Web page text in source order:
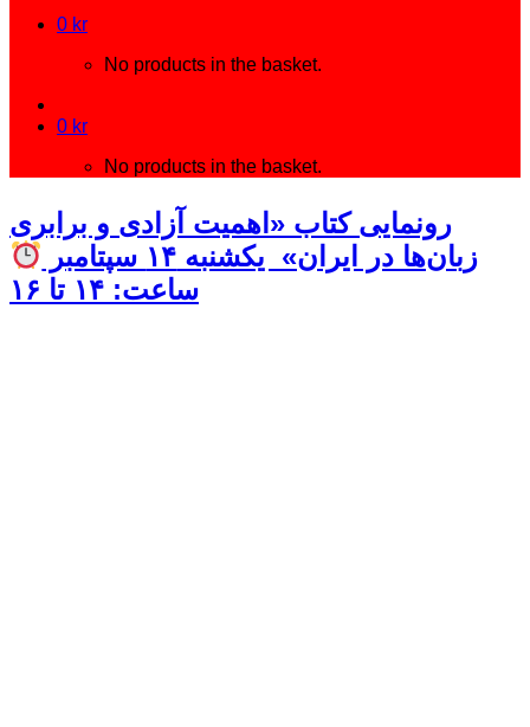
0 kr
No products in the basket.
0 kr
No products in the basket.
رونمایی کتاب «اهمیت آزادی و برابری
زبان‌ها در ایران» یکشنبه ۱۴ سپتامبر
ساعت: ۱۴ تا ۱۶